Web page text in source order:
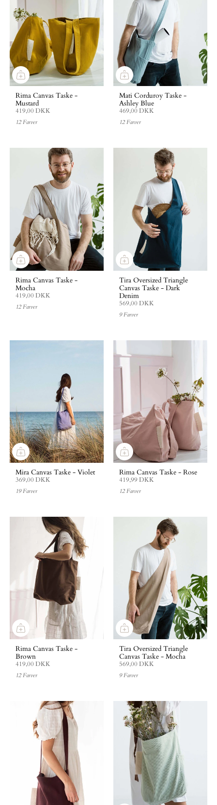
Rima Canvas Taske -
Mustard
419,00 DKK
12 Farver
Mati Corduroy Taske -
Ashley Blue
469,00 DKK
12 Farver
Rima Canvas Taske -
Mocha
419,00 DKK
12 Farver
Tira Oversized Triangle
Canvas Taske - Dark
Denim
569,00 DKK
9 Farver
Mira Canvas Taske - Violet
369,00 DKK
19 Farver
Rima Canvas Taske - Rose
419,99 DKK
12 Farver
Rima Canvas Taske -
Brown
419,00 DKK
12 Farver
Tira Oversized Triangle
Canvas Taske - Mocha
569,00 DKK
9 Farver